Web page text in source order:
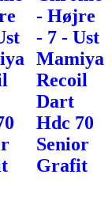
- Højre
- 7 - Ust
Mamiya
Recoil
Dart
Hdc 70
Senior
Grafit